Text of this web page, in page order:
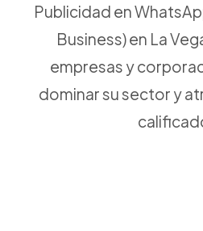
Publicidad en
Business) en La
empresas y
dominar su sector y